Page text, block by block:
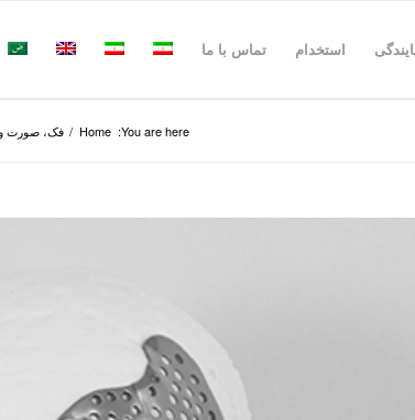
استخدام تماس با ما
You are here:
Home
/ فک، صورت